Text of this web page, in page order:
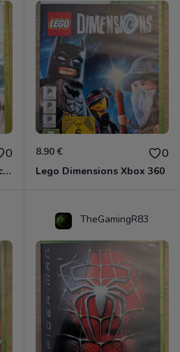
0
Sonic & Sega All-Star Racing - Transformed Xbox 360
8.90 € 0
Lego Dimensions Xbox 360
TheGamingR83